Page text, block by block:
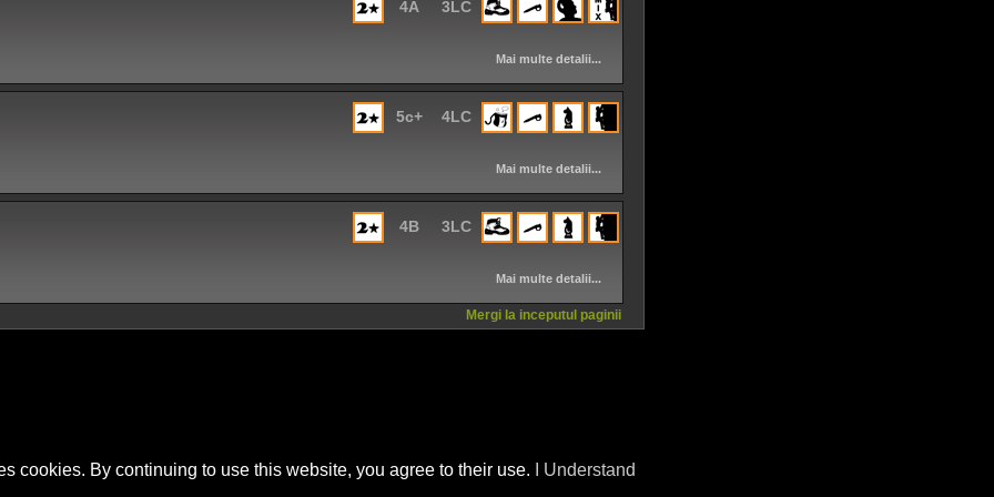
3LC
4A
Mai multe detalii...
4LC
5c+
Mai multe detalii...
3LC
4B
Mai multe detalii...
Mergi la inceputul paginii
cookies. By continuing to use this website, you agree to their use. I Understand